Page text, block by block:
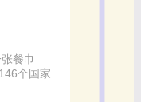
餐巾
个国家